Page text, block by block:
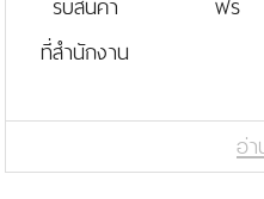
ที่สำนักงาน
อ่